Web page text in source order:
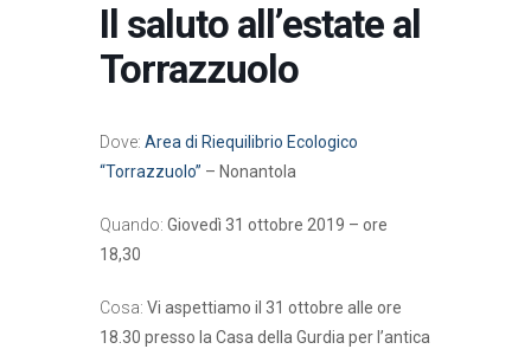
Il saluto all’estate al
Torrazzuolo
Dove: Area di Riequilibrio Ecologico
“Torrazzuolo” – Nonantola
Quando: Giovedì 31 ottobre 2019 – ore
18,30
Cosa: Vi aspettiamo il 31 ottobre alle ore
18.30 presso la Casa della Gurdia per l’antica